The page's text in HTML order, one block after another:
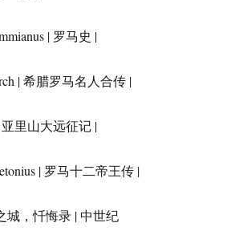
| 罗马史 |
| 希腊罗马名人合传 |
里山大远征记 |
| 罗马十二帝王传 |
城，忏悔录 | 中世纪